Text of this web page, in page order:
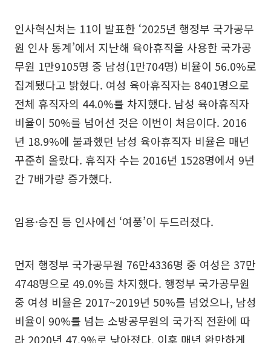
인사혁신처는 11이 발표한 ‘2025년 행정부 국가공무
원 인사 통계’에서 지난해 육아휴직을 사용한 국가공
무원 1만9105명 중 남성(1만704명) 비율이 56.0%로
집계됐다고 밝혔다. 여성 육아휴직자는 8401명으로
전체 휴직자의 44.0%를 차지했다. 남성 육아휴직자
비율이 50%를 넘어선 것은 이번이 처음이다. 2016
년 18.9%에 불과했던 남성 육아휴직자 비율은 매년
꾸준히 올랐다. 휴직자 수는 2016년 1528명에서 9년
간 7배가량 증가했다.
임용·승진 등 인사에선 ‘여풍’이 두드러졌다.
먼저 행정부 국가공무원 76만4336명 중 여성은 37만
4748명으로 49.0%를 차지했다. 행정부 국가공무원
중 여성 비율은 2017~2019년 50%를 넘었으나, 남성
비율이 90%를 넘는 소방공무원의 국가직 전환에 따
라 2020년 47.9%로 낮아졌다. 이후 매년 완만하게